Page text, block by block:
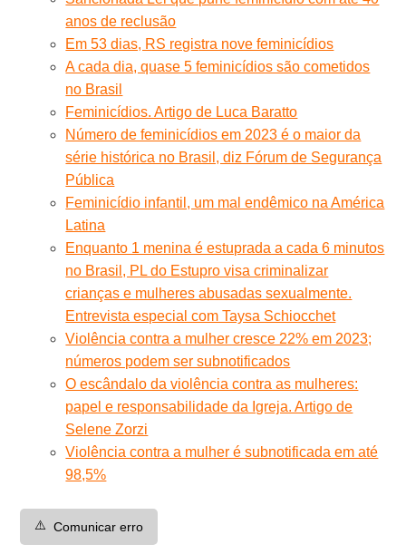
anos de reclusão
Em 53 dias, RS registra nove feminicídios
A cada dia, quase 5 feminicídios são cometidos
no Brasil
Feminicídios. Artigo de Luca Baratto
Número de feminicídios em 2023 é o maior da
série histórica no Brasil, diz Fórum de Segurança
Pública
Feminicídio infantil, um mal endêmico na América
Latina
Enquanto 1 menina é estuprada a cada 6 minutos
no Brasil, PL do Estupro visa criminalizar
crianças e mulheres abusadas sexualmente.
Entrevista especial com Taysa Schiocchet
Violência contra a mulher cresce 22% em 2023;
números podem ser subnotificados
O escândalo da violência contra as mulheres:
papel e responsabilidade da Igreja. Artigo de
Selene Zorzi
Violência contra a mulher é subnotificada em até
98,5%
⚠️ Comunicar erro